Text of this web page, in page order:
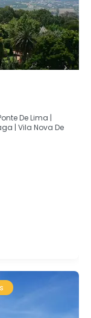
De Lima |
| Vila Nova De